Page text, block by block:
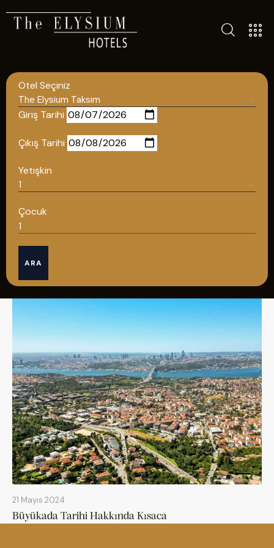
Otel Seçiniz
Giriş Tarihi
Çıkış Tarihi
Yetişkin
Çocuk
ARA
21 Mayıs 2024
Büyükada Tarihi Hakkında Kısaca
TÜM OTELLERIMIZ
POLITIKALAR
GIZLILIK POLITIKASI
Türkçe
08502421818
REZERVASYON